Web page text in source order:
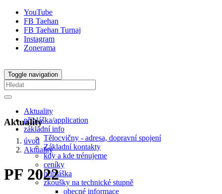
YouTube
FB Taehan
FB Taehan Turnaj
Instagram
Zonerama
Toggle navigation
Aktuality
přihláška/application
základní info
Tělocvičny - adresa, dopravní spojení
Základní kontakty
kdy a kde trénujeme
ceníky
přihláška
zkoušky na technické stupně
obecné informace
Aktuality
úvod
Aktuality
PF 2022